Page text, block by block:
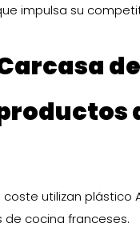
impulsa su
utilizan plástico
cocina franceses.